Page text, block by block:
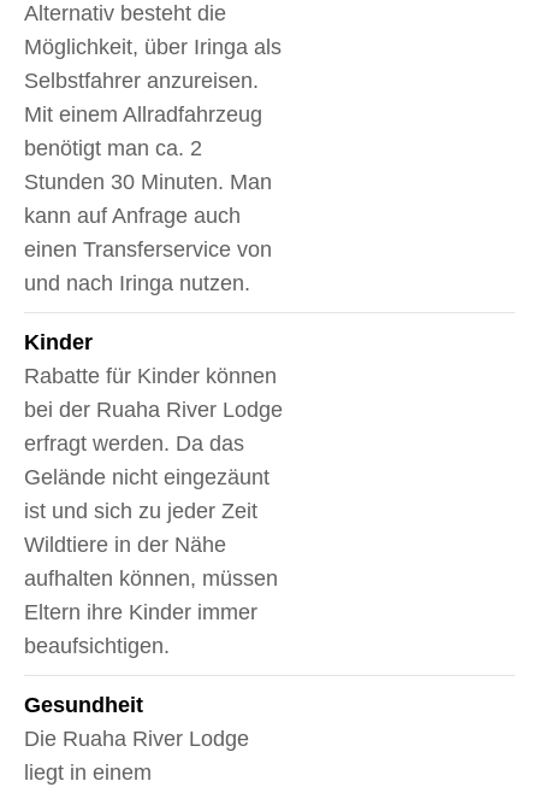
Alternativ besteht die
Möglichkeit, über Iringa als
Selbstfahrer anzureisen.
Mit einem Allradfahrzeug
benötigt man ca. 2
Stunden 30 Minuten. Man
kann auf Anfrage auch
einen Transferservice von
und nach Iringa nutzen.
Kinder
Rabatte für Kinder können
bei der Ruaha River Lodge
erfragt werden. Da das
Gelände nicht eingezäunt
ist und sich zu jeder Zeit
Wildtiere in der Nähe
aufhalten können, müssen
Eltern ihre Kinder immer
beaufsichtigen.
Gesundheit
Die Ruaha River Lodge
liegt in einem